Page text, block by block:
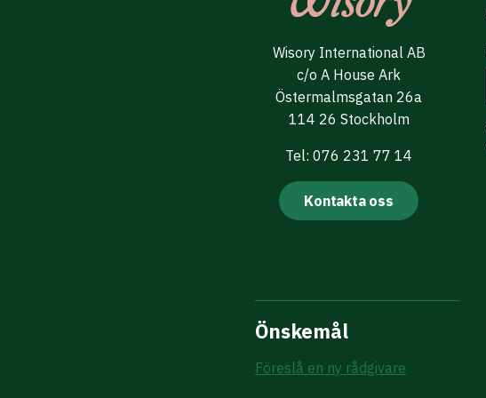
Wisory International AB
c/o A House Ark
Östermalmsgatan 26a
114 26 Stockholm
Tel: 076 231 77 14
Kontakta oss
Önskemål
Föreslå en ny rådgivare